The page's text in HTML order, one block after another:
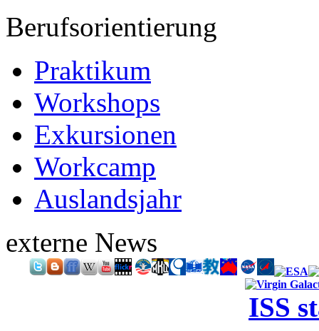
Berufsorientierung
Praktikum
Workshops
Exkursionen
Workcamp
Auslandsjahr
externe News
ISS